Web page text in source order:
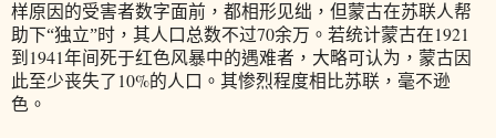
样原因的受害者数字面前，都相形见绌，但蒙古在苏联人帮
助下“独立”时，其人口总数不过70余万。若统计蒙古在1921
到 1941年间死于红色风暴中的遇难者，大略可认为，蒙古因
此至少丧失了 10%的人口。其惨烈程度相比苏联，毫不逊
色。